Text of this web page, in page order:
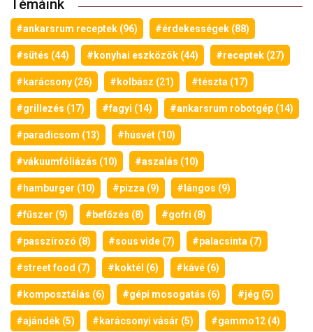
Témáink
#ankarsrum receptek (96) #érdekességek (88)
#sütés (44) #konyhai eszközök (44) #receptek (27)
#karácsony (26) #kolbász (21) #tészta (17)
#grillezés (17) #fagyi (14) #ankarsrum robotgép (14)
#paradicsom (13) #húsvét (10)
#vákuumfóliázás (10) #aszalás (10)
#hamburger (10) #pizza (9) #lángos (9)
#fűszer (9) #befőzés (8) #gofri (8)
#passzírozó (8) #sous vide (7) #palacsinta (7)
#street food (7) #koktél (6) #kávé (6)
#komposztálás (6) #gépi mosogatás (6) #jég (5)
#ajándék (5) #karácsonyi vásár (5) #gammo12 (4)